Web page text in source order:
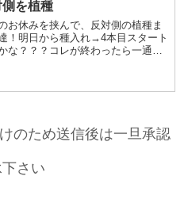
側を植種
お休みを挟んで、反対側の植種ま
！明日から種入れ→4本目スタート
な？？？コレが終わったら一通り
。アルパカ×化繊のツートン遂に始
のため送信後は一旦承認
さい